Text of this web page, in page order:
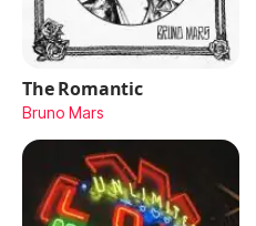
The Romantic
Bruno Mars